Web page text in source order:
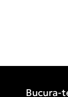
Bucura-